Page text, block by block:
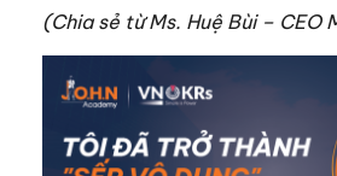
(Chia sẻ từ Ms. Huệ Bùi – CEO